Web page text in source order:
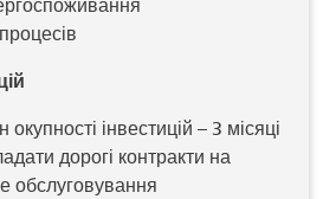
інвестицій – 3 місяці
дорогі контракти на
обслуговування